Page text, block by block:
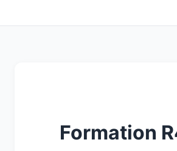
Formation